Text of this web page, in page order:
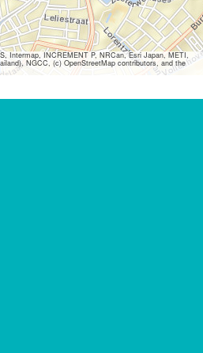
Intermap, INCREMENT P, NRCan, Esri Japan, METI,
NGCC, (c) OpenStreetMap contributors, and the